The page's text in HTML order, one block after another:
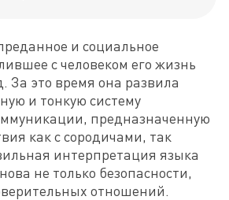
и социальное
с человеком его жизнь
За это время она развила
и тонкую систему
предназначенную
как с сородичами, так
интерпретация языка
не только безопасности,
отношений.